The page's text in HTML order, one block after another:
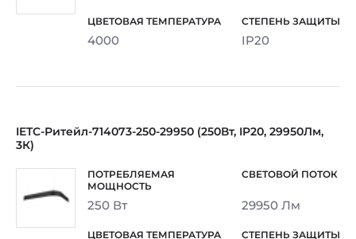
4000 IP20
IETC-Ритейл-714073-250-29950 (250Вт, IP20, 29950Лм,
3К)
250 Вт 29950 Лм